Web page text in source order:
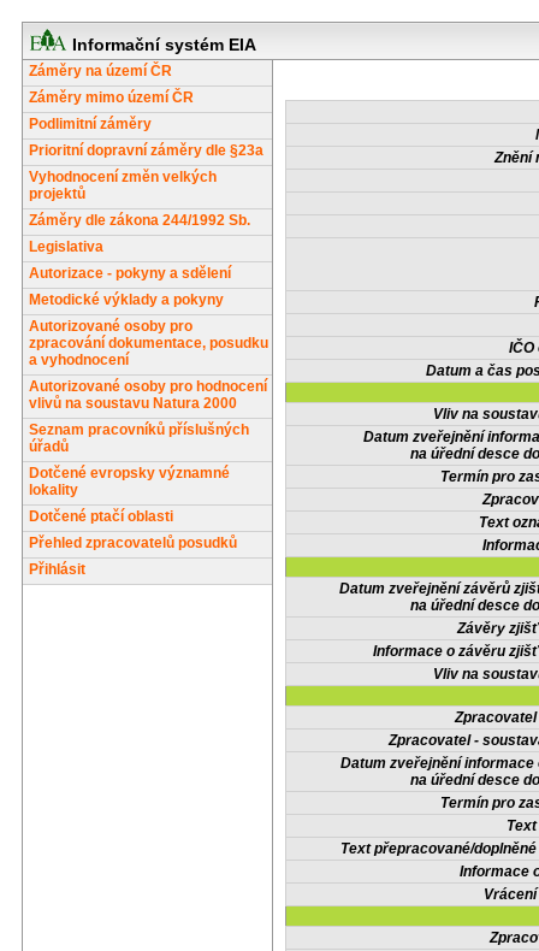
Informační systém EIA
Záměry na území ČR
Záměry mimo území ČR
Podlimitní záměry
Prioritní dopravní záměry dle §23a
Vyhodnocení změn velkých
projektů
Záměry dle zákona 244/1992 Sb.
Legislativa
Autorizace - pokyny a sdělení
Metodické výklady a pokyny
Autorizované osoby pro
zpracování dokumentace, posudku
a vyhodnocení
Autorizované osoby pro hodnocení
vlivů na soustavu Natura 2000
Seznam pracovníků příslušných
úřadů
Dotčené evropsky významné
lokality
Dotčené ptačí oblasti
Přehled zpracovatelů posudků
Přihlásit
Znění
IČO
Datum a čas
Vliv na
Datum zveřejnění
na úřední desce
Termín pro
Text
Datum zveřejnění závěrů
na úřední desce
Závěry
Informace o závěru
Vliv na
Zpracovatel -
Datum zveřejnění informace
na úřední desce
Termín pro
Text přepracované/
Informace